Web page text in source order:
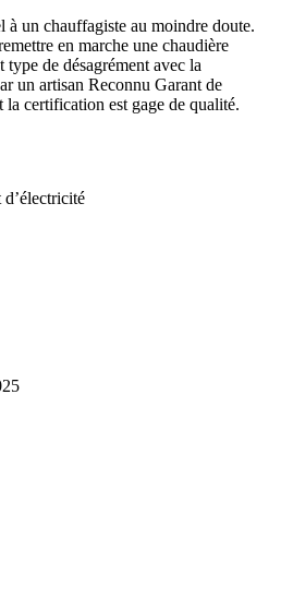
à un chauffagiste au moindre doute.
en marche une chaudière
de désagrément avec la
un artisan Reconnu Garant de
certification est gage de qualité.